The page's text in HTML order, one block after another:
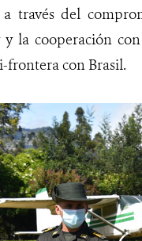
a través del
la cooperación
frontera con Brasil.